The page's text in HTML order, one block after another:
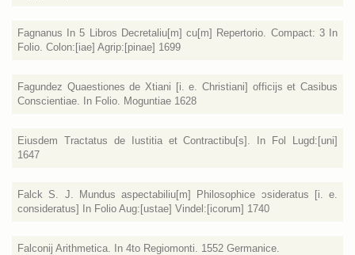
Fagnanus In 5 Libros Decretaliu[m] cu[m] Repertorio. Compact: 3 In
Folio. Colon:[iae] Agrip:[pinae] 1699
Fagundez Quaestiones de Xtiani [i. e. Christiani] officijs et Casibus
Conscientiae. In Folio. Moguntiae 1628
Eiusdem Tractatus de Iustitia et Contractibu[s]. In Fol Lugd:[uni]
1647
Falck S. J. Mundus aspectabiliu[m] Philosophice ɔsideratus [i. e.
consideratus] In Folio Aug:[ustae] Vindel:[icorum] 1740
Falconij Arithmetica. In 4to Regiomonti. 1552 Germanice.